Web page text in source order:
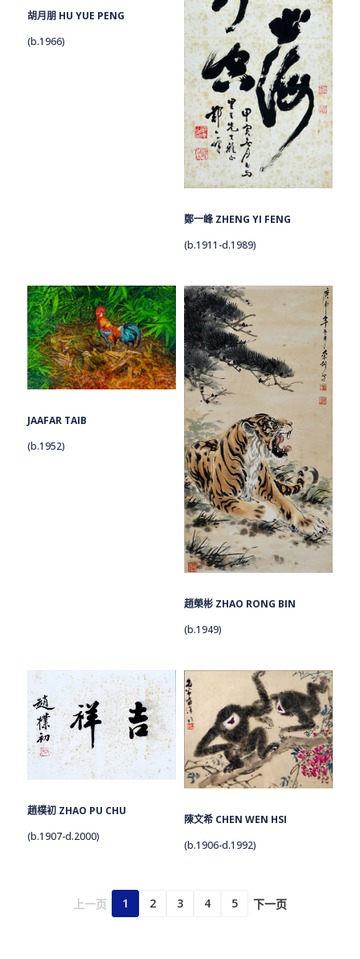
胡月朋 HU YUE PENG
(b.1966)
鄭一峰 ZHENG YI FENG
(b.1911-d.1989)
JAAFAR TAIB
(b.1952)
趙榮彬 ZHAO RONG BIN
(b.1949)
趙樸初 ZHAO PU CHU
(b.1907-d.2000)
陳文希 CHEN WEN HSI
(b.1906-d.1992)
上一页 1 2 3 4 5 下一页